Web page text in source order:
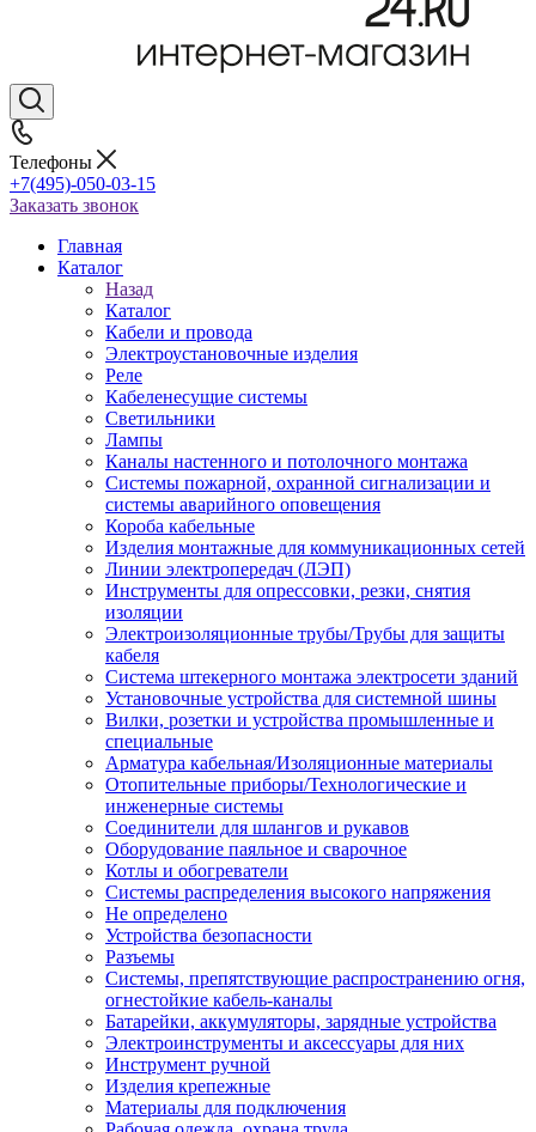
Телефоны
+7(495)-050-03-15
Заказать звонок
Главная
Каталог
Назад
Каталог
Кабели и провода
Электроустановочные изделия
Реле
Кабеленесущие системы
Светильники
Лампы
Каналы настенного и потолочного монтажа
Системы пожарной, охранной сигнализации и
системы аварийного оповещения
Короба кабельные
Изделия монтажные для коммуникационных сетей
Линии электропередач (ЛЭП)
Инструменты для опрессовки, резки, снятия
изоляции
Электроизоляционные трубы/Трубы для защиты
кабеля
Система штекерного монтажа электросети зданий
Установочные устройства для системной шины
Вилки, розетки и устройства промышленные и
специальные
Арматура кабельная/Изоляционные материалы
Отопительные приборы/Технологические и
инженерные системы
Соединители для шлангов и рукавов
Оборудование паяльное и сварочное
Котлы и обогреватели
Системы распределения высокого напряжения
Не определено
Устройства безопасности
Разъемы
Системы, препятствующие распространению огня,
огнестойкие кабель-каналы
Батарейки, аккумуляторы, зарядные устройства
Электроинструменты и аксессуары для них
Инструмент ручной
Изделия крепежные
Материалы для подключения